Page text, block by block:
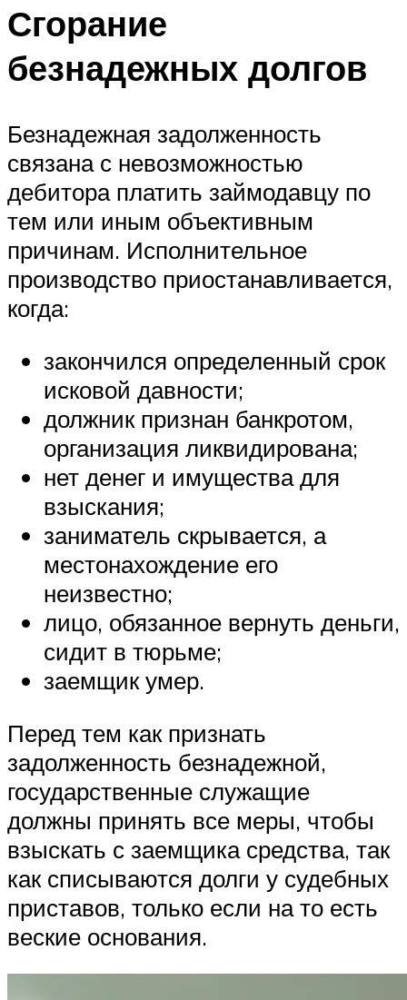
Сгорание
безнадежных долгов
Безнадежная задолженность
связана с невозможностью
дебитора платить займодавцу по
тем или иным объективным
причинам. Исполнительное
производство приостанавливается,
когда:
закончился определенный срок
исковой давности;
должник признан банкротом,
организация ликвидирована;
нет денег и имущества для
взыскания;
заниматель скрывается, а
местонахождение его
неизвестно;
лицо, обязанное вернуть деньги,
сидит в тюрьме;
заемщик умер.
Перед тем как признать
задолженность безнадежной,
государственные служащие
должны принять все меры, чтобы
взыскать с заемщика средства, так
как списываются долги у судебных
приставов, только если на то есть
веские основания.